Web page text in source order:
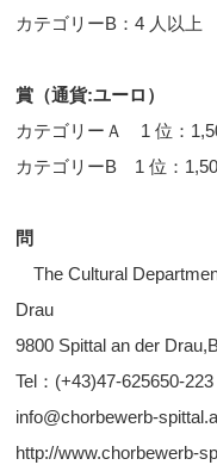
カテゴリーB：4 人以上
賞（通貨:ユーロ）
カテゴリーＡ 1 位：
カテゴリーB 1 位：
問
The Cultural
Drau
9800 Spittal an der
Tel：(+43)47-625650-223
info@chorbewerb-
http://www.chorbewerb-